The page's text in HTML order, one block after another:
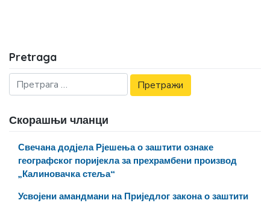
Pretraga
Скорашњи чланци
Свечана додјела Рјешења о заштити ознаке
географског поријекла за прехрамбени производ
„Калиновачка стеља“
Усвојени амандмани на Приједлог закона о заштити